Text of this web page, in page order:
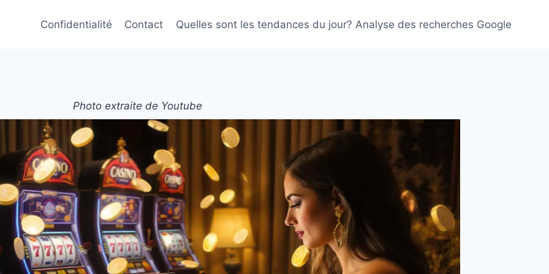
Confidentialité Contact Quelles sont les tendances du jour? Analyse des recherches Google
Photo extraite de Youtube